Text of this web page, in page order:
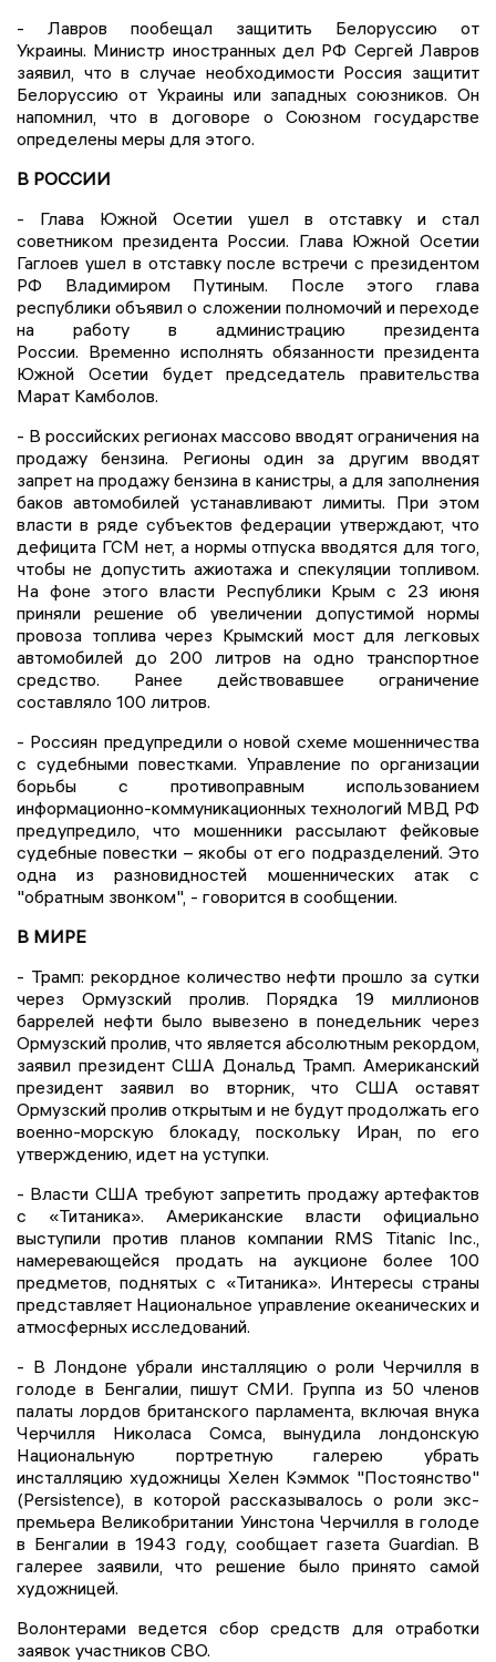
- Лавров пообещал защитить Белоруссию от
Украины. Министр иностранных дел РФ Сергей Лавров
заявил, что в случае необходимости Россия защитит
Белоруссию от Украины или западных союзников. Он
напомнил, что в договоре о Союзном государстве
определены меры для этого.
В РОССИИ
- Глава Южной Осетии ушел в отставку и стал
советником президента России. Глава Южной Осетии
Гаглоев ушел в отставку после встречи с президентом
РФ Владимиром Путиным. После этого глава
республики объявил о сложении полномочий и переходе
на работу в администрацию президента
России. Временно исполнять обязанности президента
Южной Осетии будет председатель правительства
Марат Камболов.
- В российских регионах массово вводят ограничения на
продажу бензина. Регионы один за другим вводят
запрет на продажу бензина в канистры, а для заполнения
баков автомобилей устанавливают лимиты. При этом
власти в ряде субъектов федерации утверждают, что
дефицита ГСМ нет, а нормы отпуска вводятся для того,
чтобы не допустить ажиотажа и спекуляции топливом.
На фоне этого власти Республики Крым с 23 июня
приняли решение об увеличении допустимой нормы
провоза топлива через Крымский мост для легковых
автомобилей до 200 литров на одно транспортное
средство. Ранее действовавшее ограничение
составляло 100 литров.
- Россиян предупредили о новой схеме мошенничества
с судебными повестками. Управление по организации
борьбы с противоправным использованием
информационно-коммуникационных технологий МВД РФ
предупредило, что мошенники рассылают фейковые
судебные повестки – якобы от его подразделений. Это
одна из разновидностей мошеннических атак с
"обратным звонком", - говорится в сообщении.
В МИРЕ
- Трамп: рекордное количество нефти прошло за сутки
через Ормузский пролив. Порядка 19 миллионов
баррелей нефти было вывезено в понедельник через
Ормузский пролив, что является абсолютным рекордом,
заявил президент США Дональд Трамп. Американский
президент заявил во вторник, что США оставят
Ормузский пролив открытым и не будут продолжать его
военно-морскую блокаду, поскольку Иран, по его
утверждению, идет на уступки.
- Власти США требуют запретить продажу артефактов
с «Титаника». Американские власти официально
выступили против планов компании RMS Titanic Inc.,
намеревающейся продать на аукционе более 100
предметов, поднятых с «Титаника». Интересы страны
представляет Национальное управление океанических и
атмосферных исследований.
- В Лондоне убрали инсталляцию о роли Черчилля в
голоде в Бенгалии, пишут СМИ. Группа из 50 членов
палаты лордов британского парламента, включая внука
Черчилля Николаса Сомса, вынудила лондонскую
Национальную портретную галерею убрать
инсталляцию художницы Хелен Кэммок "Постоянство"
(Persistence), в которой рассказывалось о роли экс-
премьера Великобритании Уинстона Черчилля в голоде
в Бенгалии в 1943 году, сообщает газета Guardian. В
галерее заявили, что решение было принято самой
художницей.
Волонтерами ведется сбор средств для отработки
заявок участников СВО.